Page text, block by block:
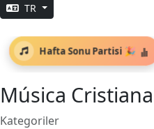
TR
Hafta Sonu Partisi 🎉
Música Cristiana
Kategoriler